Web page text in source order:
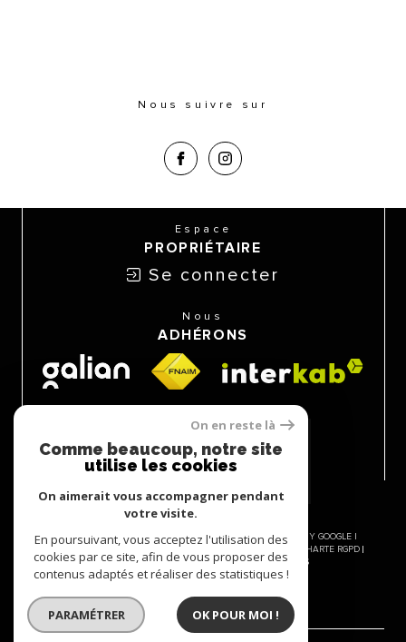
Nous suivre sur
Espace
PROPRIÉTAIRE
Se connecter
Nous
ADHÉRONS
© 2026 | TOUS DROITS RÉSERVÉS | TRADUCTION POWERED BY GOOGLE |
NOS HONORAIRES
PLAN DU SITE
CHARTE RGPD
ADMIN
NOS LIENS POLITIQUE RGPD COOKIES
On en reste là
Comme beaucoup, notre site
utilise les cookies
On aimerait vous accompagner pendant
votre visite.
En poursuivant, vous acceptez l'utilisation des
cookies par ce site, afin de vous proposer des
contenus adaptés et réaliser des statistiques !
PARAMÉTRER OK POUR MOI !